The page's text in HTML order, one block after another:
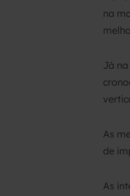
na
Já
As
de
As